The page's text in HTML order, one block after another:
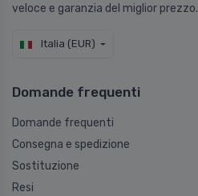
veloce e garanzia del miglior prezzo.
Italia (EUR)
Domande frequenti
Domande frequenti
Consegna e spedizione
Sostituzione
Resi